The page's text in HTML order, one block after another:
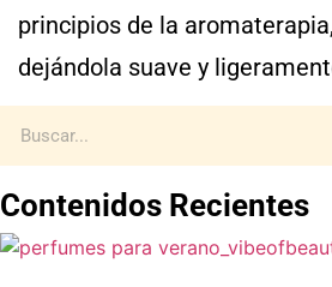
principios de la
dejándola suave y
Contenidos Recientes